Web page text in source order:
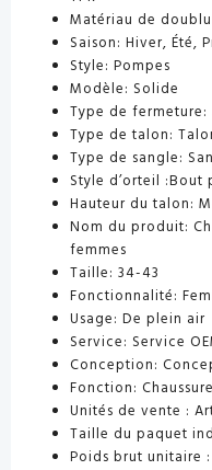
Matériau de
Saison: Hiver, Été,
Style: Pompes
Modèle: Solide
Type de fermeture:
Type de talon:
Type de sangle:
Style d’orteil :Bout
Hauteur du talon:
Nom du produit:
femmes
Taille: 34-43
Fonctionnalité:
Usage: De plein air
Service: Service
Conception:
Fonction:
Unités de vente :
Taille du paquet
Poids brut unitaire :